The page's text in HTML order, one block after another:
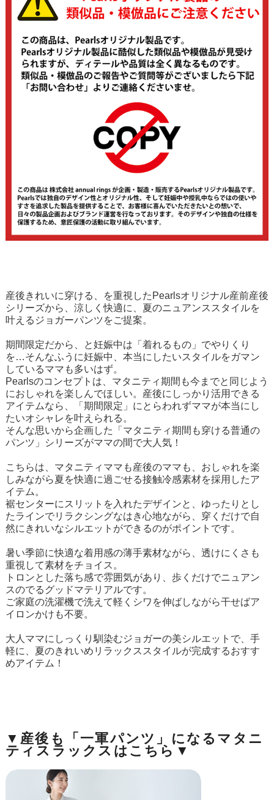
産後きれいに穿ける、を重視したPearlsオリジナル産前産後
シリーズから、涼しく快適に、夏のニュアンススタイルを
叶えるジョガーパンツをご提案。
期間限定だから、と妊娠中は「着れるもの」でやりくり
を…そんなふうに妊娠中、本当にしたいスタイルをガマン
しているママも多いはず。
Pearlsのコンセプトは、マタニティ期間も今までと同じよう
におしゃれを楽しんでほしい。産後にしっかり活用できる
アイテムなら、「期間限定」にとらわれずママが本当にし
たいオシャレを叶えられる。
そんな思いから企画した「マタニティ期間も穿ける普通の
パンツ」シリーズがママの間で大人気！
こちらは、マタニティママも産後のママも、おしゃれを楽
しみながら夏を快適に過ごせる接触冷感素材を採用したア
イテム。
裾センターにスリットを入れたデザインと、ゆったりとし
たラインでリラクシングなはき心地ながら、穿くだけで自
然にきれいなシルエットができるのがポイントです。
暑い季節に快適な着用感の薄手素材ながら、透けにくさも
重視して素材をチョイス。
トロンとした落ち感で雰囲気があり、歩くだけでニュアン
スのでるグッドマテリアルです。
ご家庭の洗濯機で洗えて軽くシワを伸ばしながら干せばア
イロンかけも不要。
大人ママにしっくり馴染むジョガーの美シルエットで、手
軽に、夏のきれいめリラックススタイルが完成するおすす
めアイテム！
▼産後も「一軍パンツ」になるマタニ
ティスラックスはこちら▼